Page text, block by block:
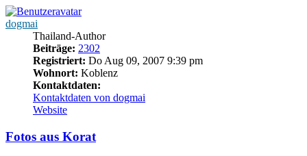
dogmai
Thailand-Author
Beiträge: 2302
Registriert: Do Aug 09, 2007 9:39 pm
Wohnort: Koblenz
Kontaktdaten:
Kontaktdaten von dogmai
Website
Fotos aus Korat